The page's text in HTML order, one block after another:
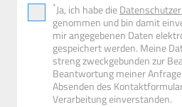
*Ja, ich habe die
genommen und bin damit
mir angegebenen Daten
gespeichert werden. Meine
streng zweckgebunden zur
Beantwortung meiner
Absenden des
Verarbeitung einverstanden.